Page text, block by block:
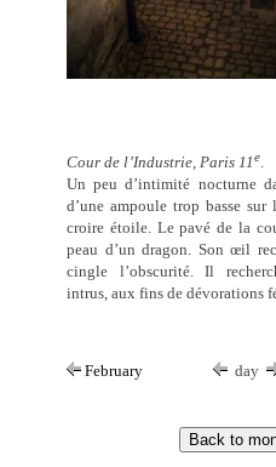
Cour de l’Industrie, Paris 11e.
Un peu d’intimité nocturne
d’une ampoule trop basse sur
croire étoile. Le pavé de la
peau d’un dragon. Son œil
cingle l’obscurité. Il
intrus, aux fins de dévorations
February day